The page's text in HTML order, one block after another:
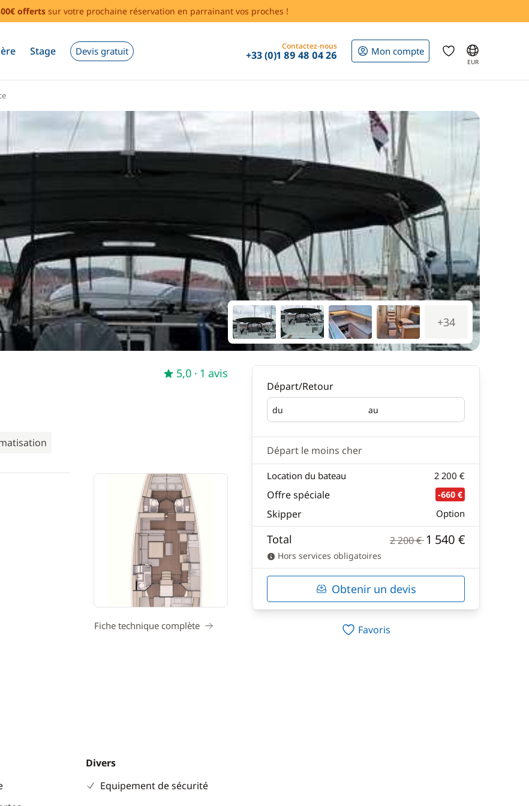
offerts sur votre prochaine réservation en parrainant vos proches !
Stage Devis gratuit Contactez-nous
+33 (0)1 89 48 04 26 Mon compte
EUR
+34
5,0 · 1 avis
Fiche technique complète
Divers
Equipement de sécurité
Départ/Retour
du
Départ au
Retour
Départ le moins cher
Location du bateau 2 200 €
Offre spéciale -660 €
Skipper Option
Total 2 200 €1 540 €
Hors services obligatoires
Obtenir un devis
Favoris